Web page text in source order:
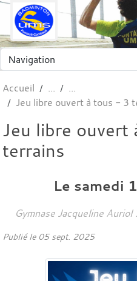
Accueil
Jeu libre ouvert à tous - 3
Jeu libre ouvert
terrains
Le samedi
Gymnase Jacqueline Auriol
Publié le 05 sept. 2025
Panneau de gestion des